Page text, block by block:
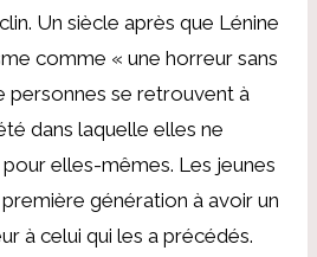
Un siècle après que Lénine
comme « une horreur sans
personnes se retrouvent à
dans laquelle elles ne
elles-mêmes. Les jeunes
première génération à avoir un
à celui qui les a précédés.